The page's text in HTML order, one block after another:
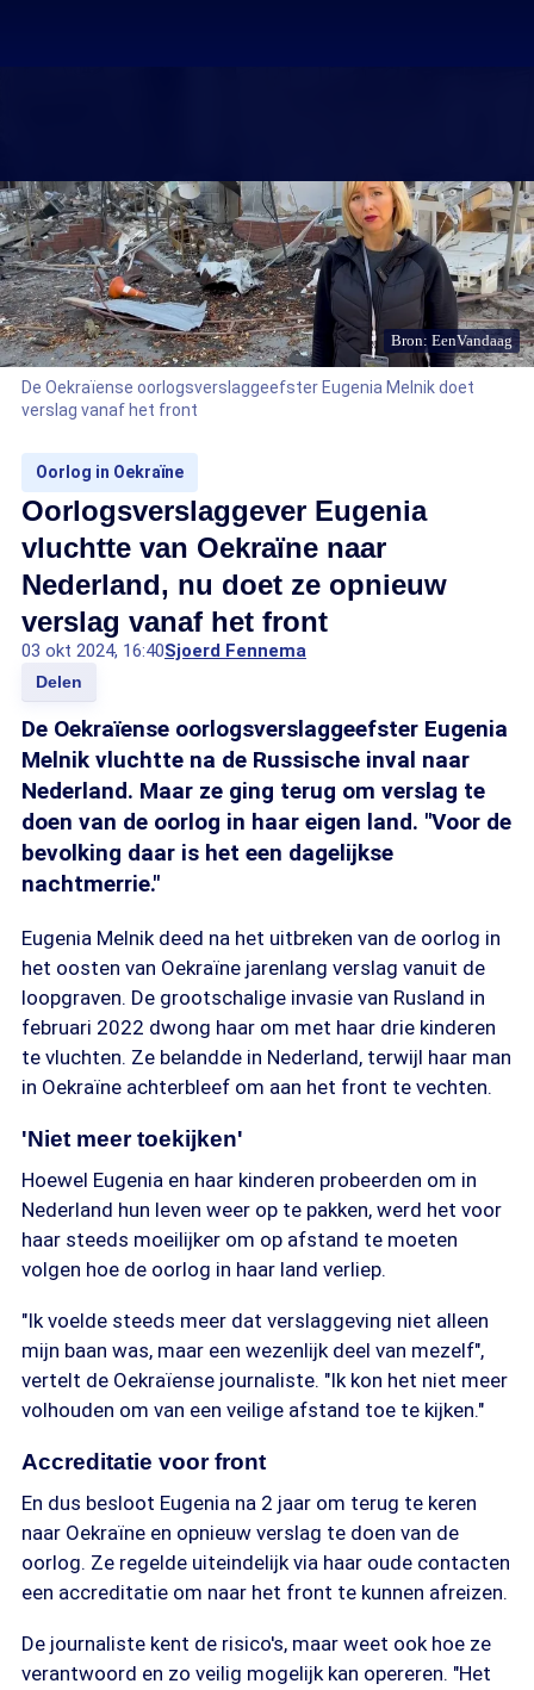
Bron: EenVandaag
De Oekraïense oorlogsverslaggeefster Eugenia Melnik doet
verslag vanaf het front
Oorlog in Oekraïne
Oorlogsverslaggever Eugenia
vluchtte van Oekraïne naar
Nederland, nu doet ze opnieuw
verslag vanaf het front
03 okt 2024, 16:40Sjoerd Fennema
Delen
De Oekraïense oorlogsverslaggeefster Eugenia
Melnik vluchtte na de Russische inval naar
Nederland. Maar ze ging terug om verslag te
doen van de oorlog in haar eigen land. "Voor de
bevolking daar is het een dagelijkse
nachtmerrie."
Eugenia Melnik deed na het uitbreken van de oorlog in
het oosten van Oekraïne jarenlang verslag vanuit de
loopgraven. De grootschalige invasie van Rusland in
februari 2022 dwong haar om met haar drie kinderen
te vluchten. Ze belandde in Nederland, terwijl haar man
in Oekraïne achterbleef om aan het front te vechten.
'Niet meer toekijken'
Hoewel Eugenia en haar kinderen probeerden om in
Nederland hun leven weer op te pakken, werd het voor
haar steeds moeilijker om op afstand te moeten
volgen hoe de oorlog in haar land verliep.
"Ik voelde steeds meer dat verslaggeving niet alleen
mijn baan was, maar een wezenlijk deel van mezelf",
vertelt de Oekraïense journaliste. "Ik kon het niet meer
volhouden om van een veilige afstand toe te kijken."
Accreditatie voor front
En dus besloot Eugenia na 2 jaar om terug te keren
naar Oekraïne en opnieuw verslag te doen van de
oorlog. Ze regelde uiteindelijk via haar oude contacten
een accreditatie om naar het front te kunnen afreizen.
De journaliste kent de risico's, maar weet ook hoe ze
verantwoord en zo veilig mogelijk kan opereren. "Het